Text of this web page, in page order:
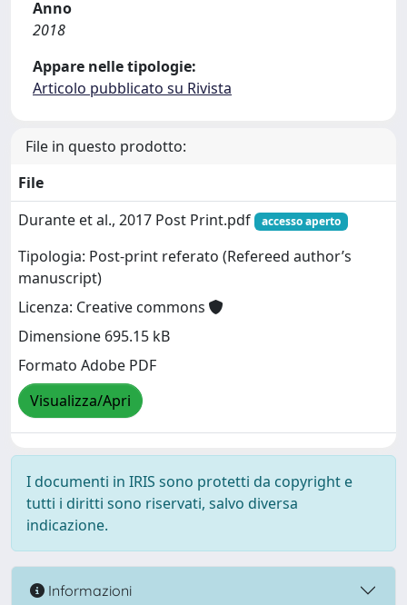
Anno
2018
Appare nelle tipologie:
Articolo pubblicato su Rivista
File in questo prodotto:
File
Durante et al., 2017 Post Print.pdf
accesso aperto
Tipologia: Post-print referato (Refereed author’s
manuscript)
Licenza: Creative commons
Dimensione 695.15 kB
Formato Adobe PDF
Visualizza/Apri
I documenti in IRIS sono protetti da copyright e
tutti i diritti sono riservati, salvo diversa
indicazione.
Informazioni